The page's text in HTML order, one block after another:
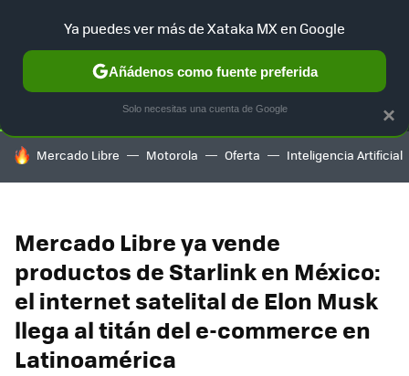
SELECCIÓN GAMING HOME AUTO TERRITORIO
HOY SE HABLA DE
Mercado Libre Motorola Oferta Inteligencia Artificial
Mercado Libre ya vende
productos de Starlink en México:
el internet satelital de Elon Musk
llega al titán del e-commerce en
Latinoamérica
×
Ya puedes ver más de Xataka MX en Google
Añádenos como fuente preferida
Solo necesitas una cuenta de Google